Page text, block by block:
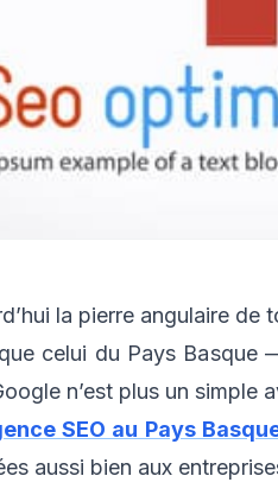
la pierre angulaire
celui du Pays
n’est plus un simple
SEO au Pays
aussi bien aux